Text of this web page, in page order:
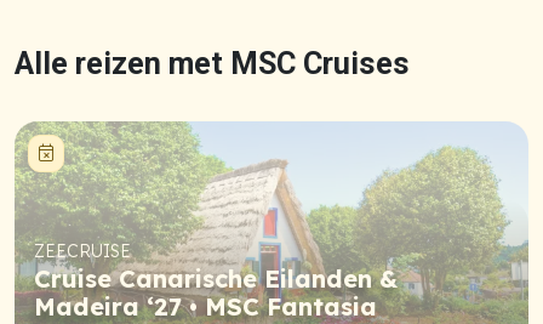
Alle reizen met MSC Cruises
Niet meer beschikbaar
ZEECRUISE
Cruise Canarische Eilanden &
Madeira ‘27 • MSC Fantasia